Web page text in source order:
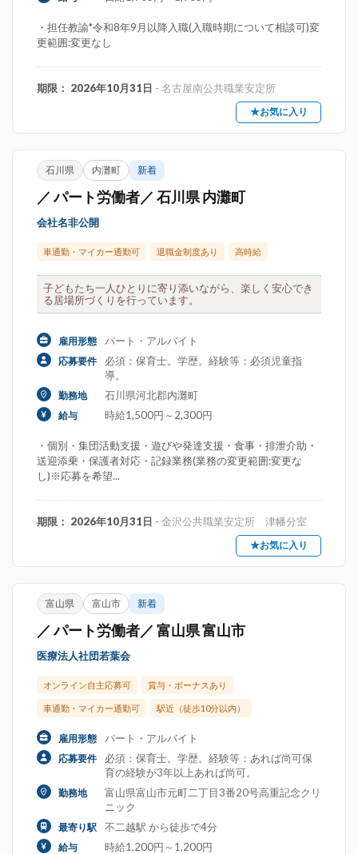
・担任教諭*令和8年9月以降入職(入職時期について相談可)変
更範囲:変更なし
期限： 2026年10月31日 - 名古屋南公共職業安定所
★お気に入り
石川県 内灘町 新着
／ パート労働者／ 石川県 内灘町
会社名非公開
車通勤・マイカー通勤可 退職金制度あり 高時給
子どもたち一人ひとりに寄り添いながら、楽しく安心でき
る居場所づくりを行っています。
雇用形態 パート・アルバイト
応募要件
必須：保育士。学歴。経験等：必須児童指
導。
勤務地 石川県河北郡内灘町
給与 時給1,500円～2,300円
・個別・集団活動支援・遊びや発達支援・食事・排泄介助・
送迎添乗・保護者対応・記録業務(業務の変更範囲:変更な
し)※応募を希望...
期限： 2026年10月31日 - 金沢公共職業安定所 津幡分室
★お気に入り
富山県 富山市 新着
／ パート労働者／ 富山県 富山市
医療法人社団若葉会
オンライン自主応募可 賞与・ボーナスあり
車通勤・マイカー通勤可 駅近（徒歩10分以内）
雇用形態 パート・アルバイト
応募要件
必須：保育士。学歴。経験等：あれば尚可保
育の経験が3年以上あれば尚可。
勤務地
富山県富山市元町二丁目3番20号高重記念クリ
ニック
最寄り駅 不二越駅 から徒歩で4分
給与 時給1,200円～1,200円